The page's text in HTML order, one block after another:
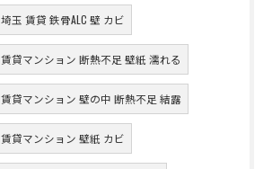
埼玉 賃貸 鉄骨ALC 壁 カビ
賃貸マンション 断熱不足 壁紙 濡れる
賃貸マンション 壁の中 断熱不足 結露
賃貸マンション 壁紙 カビ